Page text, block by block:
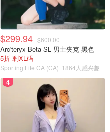
$299.94 $600.00
Arc'teryx Beta SL 男士夹克 黑色
5折 剩XL码
Sporting Life CA (CA) 1864人感兴趣
4